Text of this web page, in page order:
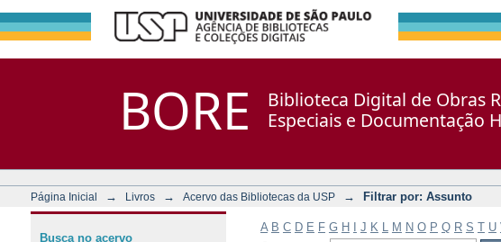
BORE
Biblioteca Digital de Obras
Especiais e Documentação
Página Inicial → Livros → Acervo das Bibliotecas da USP → Filtrar por: Assunto
A B C D E F G H J K M N O P Q R S T U
Busca no acervo